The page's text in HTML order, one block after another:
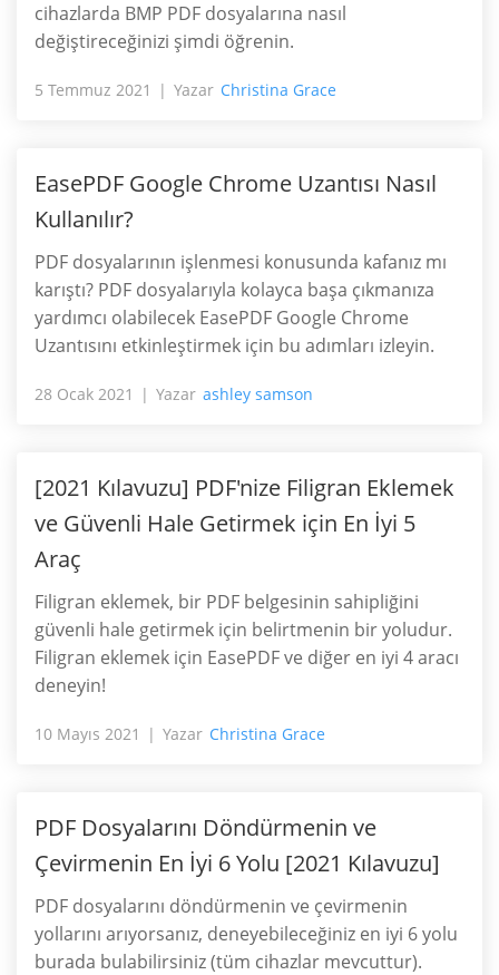
cihazlarda BMP PDF dosyalarına nasıl
değiştireceğinizi şimdi öğrenin.
5 Temmuz 2021 Yazar Christina Grace
EasePDF Google Chrome Uzantısı Nasıl
Kullanılır?
PDF dosyalarının işlenmesi konusunda kafanız mı
karıştı? PDF dosyalarıyla kolayca başa çıkmanıza
yardımcı olabilecek EasePDF Google Chrome
Uzantısını etkinleştirmek için bu adımları izleyin.
28 Ocak 2021 Yazar ashley samson
[2021 Kılavuzu] PDF'nize Filigran Eklemek
ve Güvenli Hale Getirmek için En İyi 5
Araç
Filigran eklemek, bir PDF belgesinin sahipliğini
güvenli hale getirmek için belirtmenin bir yoludur.
Filigran eklemek için EasePDF ve diğer en iyi 4 aracı
deneyin!
10 Mayıs 2021 Yazar Christina Grace
PDF Dosyalarını Döndürmenin ve
Çevirmenin En İyi 6 Yolu [2021 Kılavuzu]
PDF dosyalarını döndürmenin ve çevirmenin
yollarını arıyorsanız, deneyebileceğiniz en iyi 6 yolu
burada bulabilirsiniz (tüm cihazlar mevcuttur).